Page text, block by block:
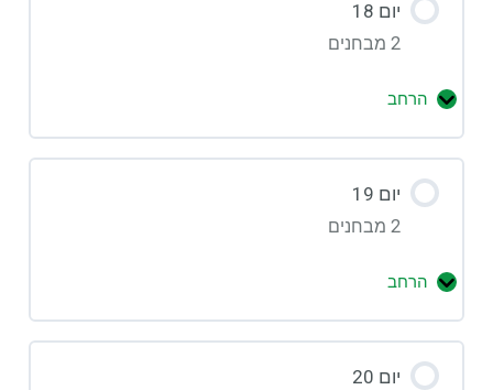
יום 18
2 מבחנים
הרחב
יום 19
2 מבחנים
הרחב
יום 20